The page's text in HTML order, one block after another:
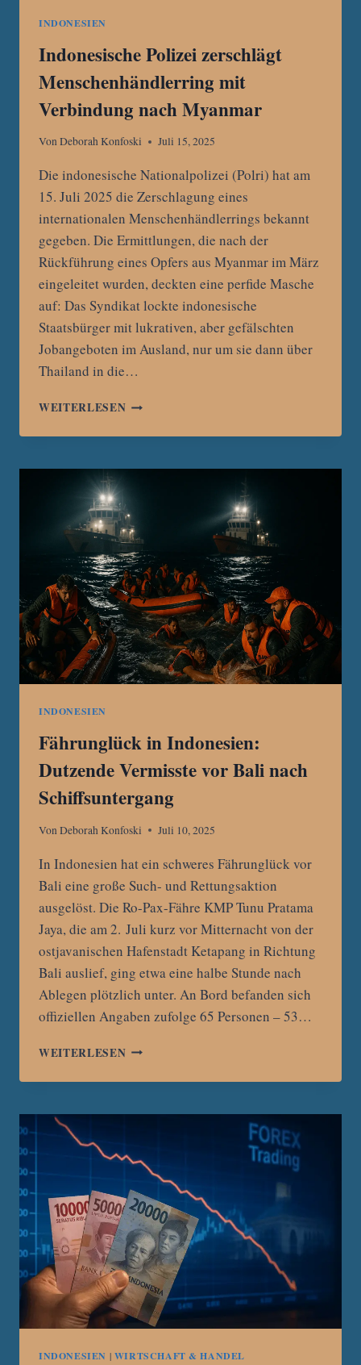
INDONESIEN
Indonesische Polizei zerschlägt
Menschenhändlerring mit
Verbindung nach Myanmar
VonDeborah Konfoski Juli 15, 2025
Die indonesische Nationalpolizei (Polri) hat am
15. Juli 2025 die Zerschlagung eines
internationalen Menschenhändlerrings bekannt
gegeben. Die Ermittlungen, die nach der
Rückführung eines Opfers aus Myanmar im März
eingeleitet wurden, deckten eine perfide Masche
auf: Das Syndikat lockte indonesische
Staatsbürger mit lukrativen, aber gefälschten
Jobangeboten im Ausland, nur um sie dann über
Thailand in die…
WEITERLESENINDONESISCHE
ZERSCHLÄGT
MIT
NACH
MYANMAR
INDONESIEN
Fährunglück in Indonesien:
Dutzende Vermisste vor Bali nach
Schiffsuntergang
VonDeborah Konfoski Juli 10, 2025
In Indonesien hat ein schweres Fährunglück vor
Bali eine große Such- und Rettungsaktion
ausgelöst. Die Ro-Pax-Fähre KMP Tunu Pratama
Jaya, die am 2. Juli kurz vor Mitternacht von der
ostjavanischen Hafenstadt Ketapang in Richtung
Bali auslief, ging etwa eine halbe Stunde nach
Ablegen plötzlich unter. An Bord befanden sich
offiziellen Angaben zufolge 65 Personen – 53…
WEITERLESENFÄHRUNGLÜCK
INDONESIEN:
VERMISSTE
NACH
SCHIFFSUNTERGANG
INDONESIEN | WIRTSCHAFT & HANDEL